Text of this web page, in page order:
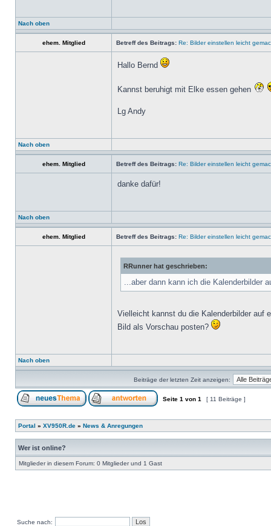
Nach oben
ehem. Mitglied Betreff des Beitrags: Re: Bilder einstellen leicht
Hallo Bernd
Kannst beruhigt mit Elke essen gehen
Lg Andy
Nach oben
ehem. Mitglied Betreff des Beitrags: Re: Bilder einstellen leicht
danke dafür!
Nach oben
ehem. Mitglied Betreff des Beitrags: Re: Bilder einstellen leicht
RRunner hat geschrieben:
...aber dann kann ich die Kalenderbilder
Vielleicht kannst du die Kalenderbilder auf
Bild als Vorschau posten?
Nach oben
Beiträge der letzten Zeit anzeigen:
Seite 1 von 1 [ 11 Beiträge ]
Portal » XV950R.de » News & Anregungen
Wer ist online?
Mitglieder in diesem Forum: 0 Mitglieder und 1 Gast
Suche nach: